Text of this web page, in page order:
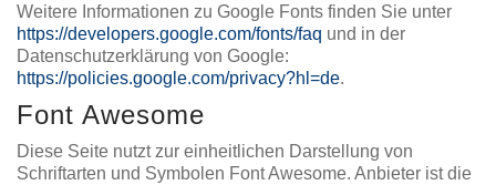
Weitere Informationen zu Google Fonts finden Sie unter
https://developers.google.com/fonts/faq und in der
Datenschutzerklärung von Google:
https://policies.google.com/privacy?hl=de.
Font Awesome
Diese Seite nutzt zur einheitlichen Darstellung von
Schriftarten und Symbolen Font Awesome. Anbieter ist die